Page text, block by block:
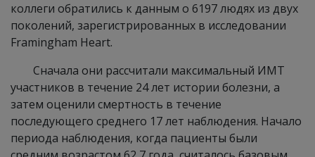
коллеги обратились к данным о 6197 людях из двух
поколений, зарегистрированных в исследовании
Framingham Heart.
Сначала они рассчитали максимальный ИМТ
участников в течение 24 лет истории болезни, а
затем оценили смертность в течение
последующего среднего 17 лет наблюдения. Начало
периода наблюдения, когда пациенты были